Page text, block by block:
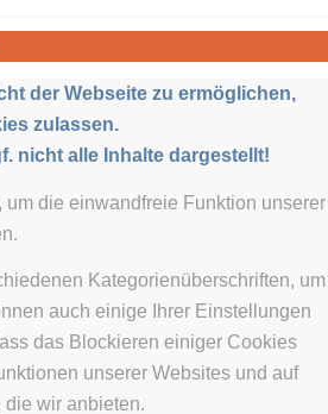
der Webseite zu ermöglichen,
zulassen.
nicht alle Inhalte dargestellt!
die einwandfreie Funktion unserer
Kategorienüberschriften, um
auch einige Ihrer Einstellungen
das Blockieren einiger Cookies
unserer Websites und auf
wir anbieten.